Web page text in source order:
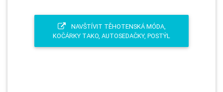
NAVŠTÍVIT TĚHOTENSKÁ MÓDA,
KOČÁRKY TAKO, AUTOSEDAČKY, POSTÝL